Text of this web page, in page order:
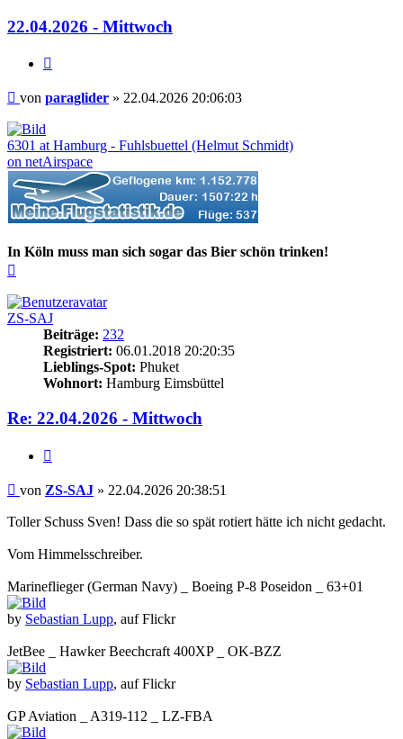
22.04.2026 - Mittwoch
Beitrag
von paraglider » 22.04.2026 20:06:03
6301 at Hamburg - Fuhlsbuettel (Helmut Schmidt)
on netAirspace
In Köln muss man sich sogar das Bier schön trinken!
ZS-SAJ
Beiträge: 232
Registriert: 06.01.2018 20:20:35
Lieblings-Spot: Phuket
Wohnort: Hamburg Eimsbüttel
Re: 22.04.2026 - Mittwoch
Beitrag
von ZS-SAJ » 22.04.2026 20:38:51
Toller Schuss Sven! Dass die so spät rotiert hätte ich nicht gedacht.
Vom Himmelsschreiber.
Marineflieger (German Navy) _ Boeing P-8 Poseidon _ 63+01
by Sebastian Lupp, auf Flickr
JetBee _ Hawker Beechcraft 400XP _ OK-BZZ
by Sebastian Lupp, auf Flickr
GP Aviation _ A319-112 _ LZ-FBA